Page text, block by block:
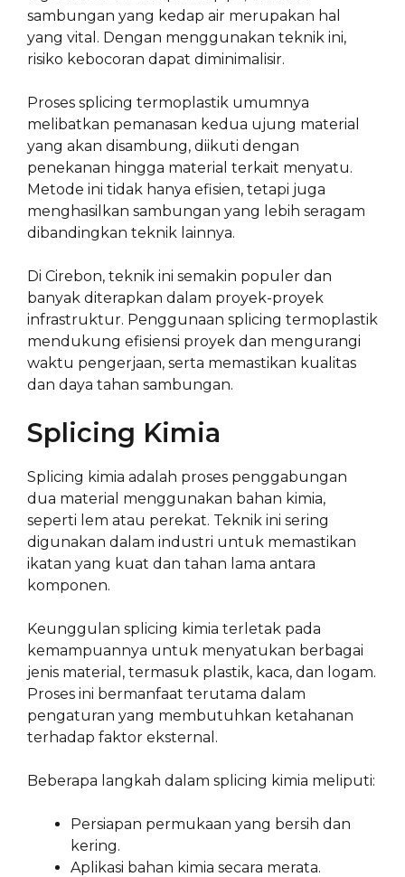
sambungan yang kedap air merupakan hal
yang vital. Dengan menggunakan teknik ini,
risiko kebocoran dapat diminimalisir.
Proses splicing termoplastik umumnya
melibatkan pemanasan kedua ujung material
yang akan disambung, diikuti dengan
penekanan hingga material terkait menyatu.
Metode ini tidak hanya efisien, tetapi juga
menghasilkan sambungan yang lebih seragam
dibandingkan teknik lainnya.
Di Cirebon, teknik ini semakin populer dan
banyak diterapkan dalam proyek-proyek
infrastruktur. Penggunaan splicing termoplastik
mendukung efisiensi proyek dan mengurangi
waktu pengerjaan, serta memastikan kualitas
dan daya tahan sambungan.
Splicing Kimia
Splicing kimia adalah proses penggabungan
dua material menggunakan bahan kimia,
seperti lem atau perekat. Teknik ini sering
digunakan dalam industri untuk memastikan
ikatan yang kuat dan tahan lama antara
komponen.
Keunggulan splicing kimia terletak pada
kemampuannya untuk menyatukan berbagai
jenis material, termasuk plastik, kaca, dan logam.
Proses ini bermanfaat terutama dalam
pengaturan yang membutuhkan ketahanan
terhadap faktor eksternal.
Beberapa langkah dalam splicing kimia meliputi:
Persiapan permukaan yang bersih dan
kering.
Aplikasi bahan kimia secara merata.